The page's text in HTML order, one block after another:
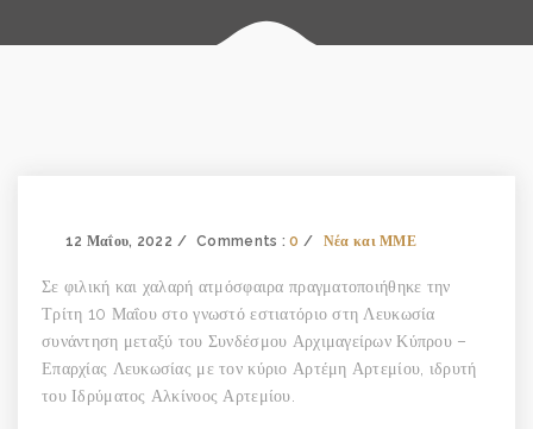
12 Μαΐου, 2022 Comments :0 Νέα και ΜΜΕ
Σε φιλική και χαλαρή ατμόσφαιρα πραγματοποιήθηκε την
Τρίτη 10 Μαΐου στο γνωστό εστιατόριο στη Λευκωσία
συνάντηση μεταξύ του Συνδέσμου Αρχιμαγείρων Κύπρου –
Επαρχίας Λευκωσίας με τον κύριο Αρτέμη Αρτεμίου, ιδρυτή
του Ιδρύματος Αλκίνοος Αρτεμίου.